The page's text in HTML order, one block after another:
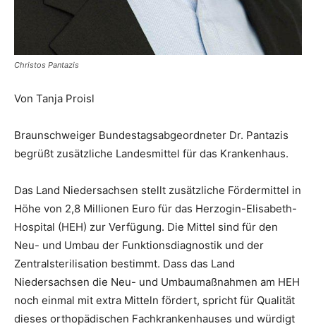
Christos Pantazis
Von Tanja Proisl
Braunschweiger Bundestagsabgeordneter Dr. Pantazis
begrüßt zusätzliche Landesmittel für das Krankenhaus.
Das Land Niedersachsen stellt zusätzliche Fördermittel in
Höhe von 2,8 Millionen Euro für das Herzogin-Elisabeth-
Hospital (HEH) zur Verfügung. Die Mittel sind für den
Neu- und Umbau der Funktionsdiagnostik und der
Zentralsterilisation bestimmt. Dass das Land
Niedersachsen die Neu- und Umbaumaßnahmen am HEH
noch einmal mit extra Mitteln fördert, spricht für Qualität
dieses orthopädischen Fachkrankenhauses und würdigt